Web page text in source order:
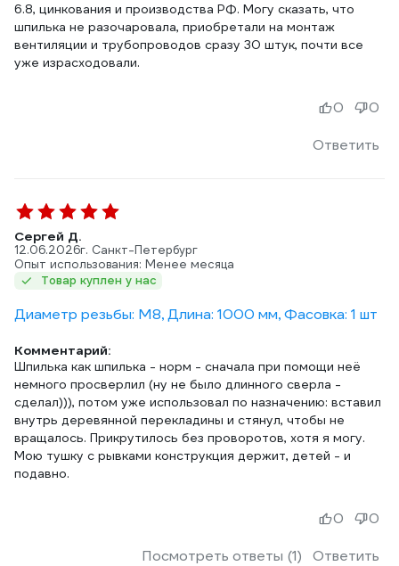
6.8, цинкования и производства РФ. Могу сказать, что
шпилька не разочаровала, приобретали на монтаж
вентиляции и трубопроводов сразу 30 штук, почти все
уже израсходовали.
Ответить
0 0
Сергей Д.
12.06.2026г. Санкт-Петербург
Опыт использования: Менее месяца
Товар куплен у нас
Диаметр резьбы: М8, Длина: 1000 мм, Фасовка: 1 шт
Комментарий:
Шпилька как шпилька - норм - сначала при помощи неё
немного просверлил (ну не было длинного сверла -
сделал))), потом уже использовал по назначению: вставил
внутрь деревянной перекладины и стянул, чтобы не
вращалось. Прикрутилось без проворотов, хотя я могу.
Мою тушку с рывками конструкция держит, детей - и
подавно.
Посмотреть ответы (1) Ответить
0 0